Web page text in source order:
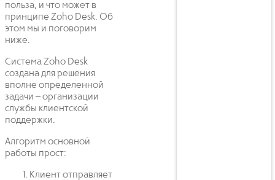
польза, и что может в
принципе Zoho Desk. Об
этом мы и поговорим
ниже.
Система Zoho Desk
создана для решения
вполне определенной
задачи – организации
службы клиентской
поддержки.
Алгоритм основной
работы прост:
Клиент отправляет